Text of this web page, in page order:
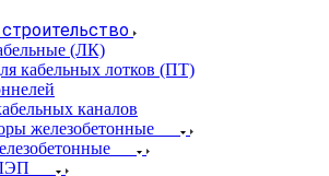
(ЛК)
кабельных лотков (ПТ)
каналов
железобетонные